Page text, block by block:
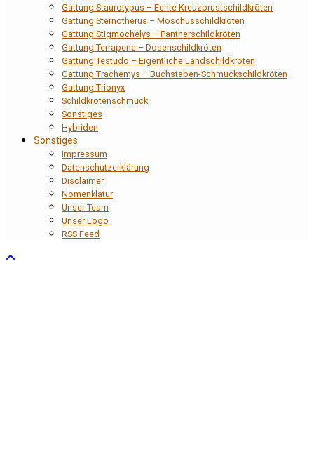
Gattung Staurotypus – Echte Kreuzbrustschildkröten
Gattung Sternotherus – Moschusschildkröten
Gattung Stigmochelys – Pantherschildkröten
Gattung Terrapene – Dosenschildkröten
Gattung Testudo – Eigentliche Landschildkröten
Gattung Trachemys – Buchstaben-Schmuckschildkröten
Gattung Trionyx
Schildkrötenschmuck
Sonstiges
Hybriden
Sonstiges
Impressum
Datenschutzerklärung
Disclaimer
Nomenklatur
Unser Team
Unser Logo
RSS Feed